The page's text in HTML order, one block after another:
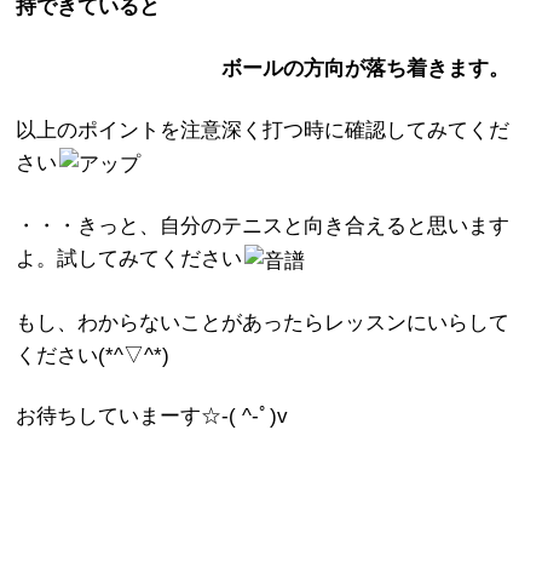
持できていると
ボールの方向が落ち着きます。
以上のポイントを注意深く打つ時に確認してみてくだ
さい
・・・きっと、自分のテニスと向き合えると思います
よ。試してみてください
もし、わからないことがあったらレッスンにいらして
ください(*^▽^*)
お待ちしていまーす☆-( ^-ﾟ)v